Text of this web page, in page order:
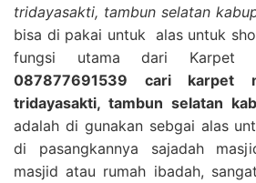
tridayasakti, tambun selatan
bisa di pakai untuk alas untuk
fungsi utama dari Karpet
087877691539 cari karpet
tridayasakti, tambun selatan
adalah di gunakan sebgai alas
di pasangkannya sajadah
masjid atau rumah ibadah,